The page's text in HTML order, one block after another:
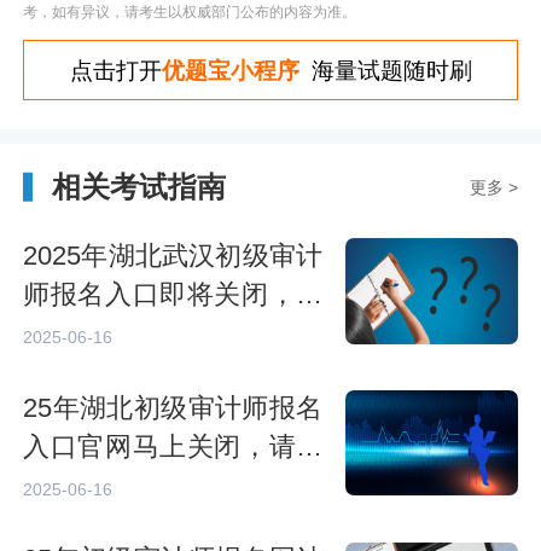
考，如有异议，请考生以权威部门公布的内容为准。
点击打开优题宝小程序海量试题随时刷
相关考试指南 更多 >
2025年湖北武汉初级审计
师报名入口即将关闭，抓
紧时间完成注册！
2025-06-16
25年湖北初级审计师报名
入口官网马上关闭，请抓
紧时间报名
2025-06-16